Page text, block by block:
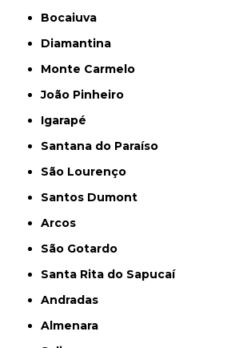
Bocaiuva
Diamantina
Monte Carmelo
João Pinheiro
Igarapé
Santana do Paraíso
São Lourenço
Santos Dumont
Arcos
São Gotardo
Santa Rita do Sapucaí
Andradas
Almenara